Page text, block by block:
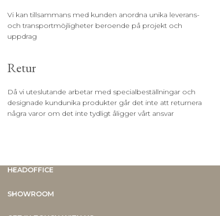
Vi kan tillsammans med kunden anordna unika leverans-
och transportmöjligheter beroende på projekt och
uppdrag
Retur
Då vi uteslutande arbetar med specialbeställningar och
designade kundunika produkter går det inte att returnera
några varor om det inte tydligt åligger vårt ansvar
HEADOFFICE
SHOWROOM